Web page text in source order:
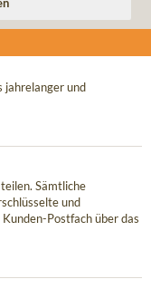
jahrelanger und
Sämtliche
und
Postfach über das